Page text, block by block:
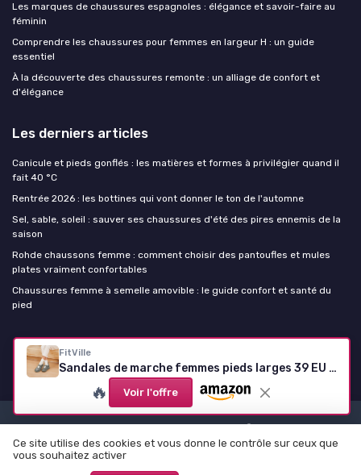
FitVille
Sandales de marche femmes pieds larges 39 EU - Vert
🔥 Voir l'offre
Les marques de chaussures espagnoles : élégance et savoir-faire au
féminin
Comprendre les chaussures pour femmes en largeur H : un guide
essentiel
À la découverte des chaussures remonte : un alliage de confort et
d'élégance
Les derniers articles
Canicule et pieds gonflés : les matières et formes à privilégier quand il
fait 40 °C
Rentrée 2026 : les bottines qui vont donner le ton de l'automne
Sel, sable, soleil : sauver ses chaussures d'été des pires ennemis de la
saison
Rohde chaussons femme : comment choisir des pantoufles et mules
plates vraiment confortables
Chaussures femme à semelle amovible : le guide confort et santé du
pied
Chaussure femme
Mentions légales
Politique de confidentialité
© Chaussure femme 2026
Ce site utilise des cookies et vous donne le contrôle sur ceux que
vous souhaitez activer